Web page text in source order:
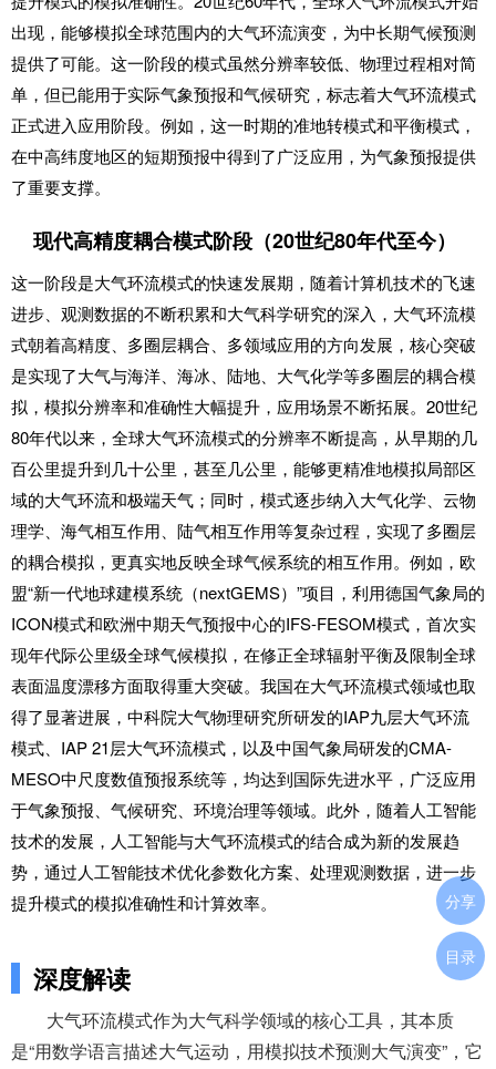
出现，能够模拟全球范围内的大气环流演变，为中长期气候预测
提供了可能。这一阶段的模式虽然分辨率较低、物理过程相对简
单，但已能用于实际气象预报和气候研究，标志着大气环流模式
正式进入应用阶段。例如，这一时期的准地转模式和平衡模式，
在中高纬度地区的短期预报中得到了广泛应用，为气象预报提供
了重要支撑。
现代高精度耦合模式阶段（20世纪80年代至今）
这一阶段是大气环流模式的快速发展期，随着计算机技术的飞速
进步、观测数据的不断积累和大气科学研究的深入，大气环流模
式朝着高精度、多圈层耦合、多领域应用的方向发展，核心突破
是实现了大气与海洋、海冰、陆地、大气化学等多圈层的耦合模
拟，模拟分辨率和准确性大幅提升，应用场景不断拓展。20世纪
80年代以来，全球大气环流模式的分辨率不断提高，从早期的几
百公里提升到几十公里，甚至几公里，能够更精准地模拟局部区
域的大气环流和极端天气；同时，模式逐步纳入大气化学、云物
理学、海气相互作用、陆气相互作用等复杂过程，实现了多圈层
的耦合模拟，更真实地反映全球气候系统的相互作用。例如，欧
盟“新一代地球建模系统（nextGEMS）”项目，利用德国气象局的
ICON模式和欧洲中期天气预报中心的IFS-FESOM模式，首次实
现年代际公里级全球气候模拟，在修正全球辐射平衡及限制全球
表面温度漂移方面取得重大突破。我国在大气环流模式领域也取
得了显著进展，中科院大气物理研究所研发的IAP九层大气环流
模式、IAP 21层大气环流模式，以及中国气象局研发的CMA-
MESO中尺度数值预报系统等，均达到国际先进水平，广泛应用
于气象预报、气候研究、环境治理等领域。此外，随着人工智能
技术的发展，人工智能与大气环流模式的结合成为新的发展趋
势，通过人工智能技术优化参数化方案、处理观测数据，进一步
提升模式的模拟准确性和计算效率。
深度解读
大气环流模式作为大气科学领域的核心工具，其本质
是“用数学语言描述大气运动，用模拟技术预测大气演变”，它
目录
分享